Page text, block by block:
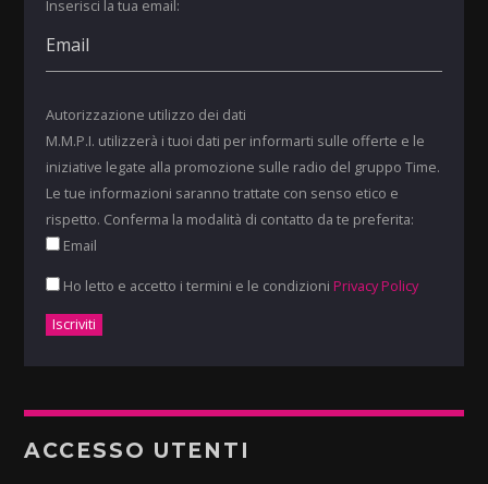
Inserisci la tua email:
Autorizzazione utilizzo dei dati
M.M.P.I. utilizzerà i tuoi dati per informarti sulle offerte e le
iniziative legate alla promozione sulle radio del gruppo Time.
Le tue informazioni saranno trattate con senso etico e
rispetto. Conferma la modalità di contatto da te preferita:
Email
Ho letto e accetto i termini e le condizioni Privacy Policy
ACCESSO UTENTI